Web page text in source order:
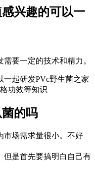
兴趣的可以一
要一定的技术和精力。
PVc野生菌之家
功效等知识
的吗
市场需求量很小。不好
但是首先要搞明白自己有